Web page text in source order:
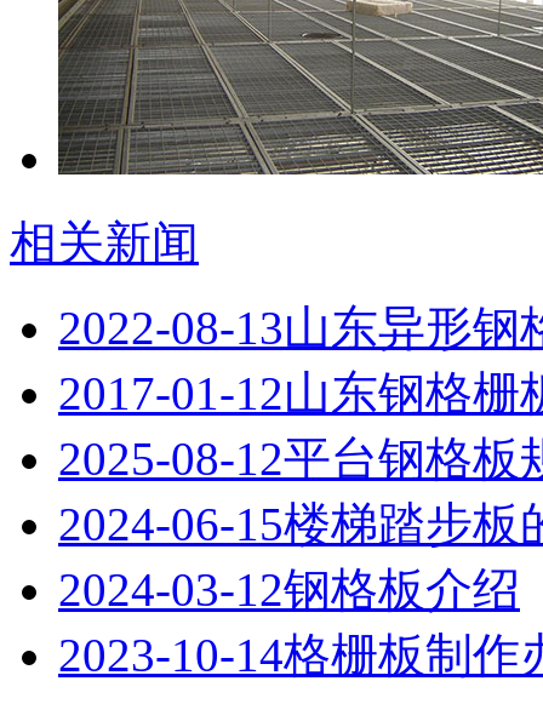
相关新闻
2022-08-13山东异形钢
2017-01-12山东钢格栅
2025-08-12平台钢格板
2024-06-15楼梯踏步板
2024-03-12钢格板介绍
2023-10-14格栅板制作